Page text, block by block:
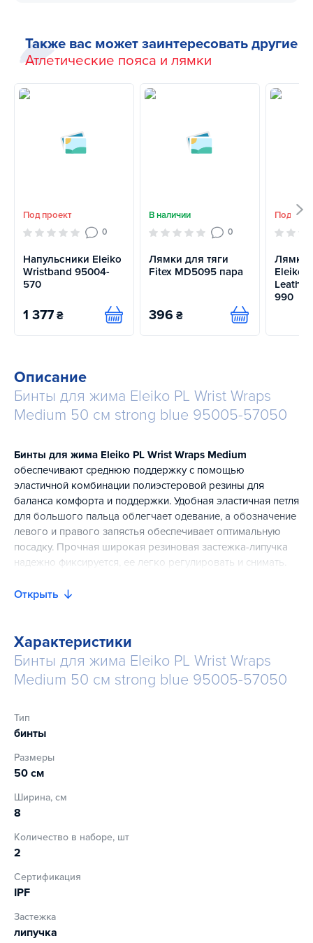
Также вас может заинтересовать другие
Атлетические пояса и лямки
Под проект
0
Напульсники Eleiko
Wristband 95004-
570
1 377 ₴ Купить
В наличии
0
Лямки для тяги
Fitex MD5095 пара
396 ₴ Купить
Под
Лямки
Eleiko
990
Описание
Бинты для жима Eleiko PL Wrist Wraps
Medium 50 см strong blue 95005-57050
Бинты для жима Eleiko PL Wrist Wraps Medium
обеспечивают среднюю поддержку с помощью
эластичной комбинации полиэстеровой резины для
баланса комфорта и поддержки. Удобная эластичная петля
для большого пальца облегчает одевание, а обозначение
левого и правого запястья обеспечивает оптимальную
посадку. Прочная широкая резиновая застежка-липучка
надежно фиксируется, ее легко регулировать и снимать.
Открыть
Характеристики
Бинты для жима Eleiko PL Wrist Wraps
Medium 50 см strong blue 95005-57050
Тип
бинты
Размеры
50 см
Ширина, см
8
Количество в наборе, шт
2
Сертификация
IPF
Застежка
липучка